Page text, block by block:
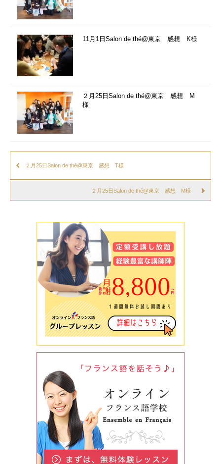
11月1日Salon de thé@東京 感想 K様
２月25日Salon de thé@東京 感想 M
様
２月25日Salon de thé@東京 感想 T様
２月25日Salon de thé@東京 感想 M様